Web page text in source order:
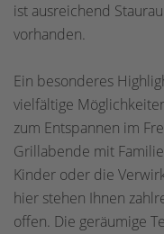
ist ausreichend
vorhanden.
Ein besonderes
vielfältige
zum Entspannen im
Grillabende mit
Kinder oder die
hier stehen Ihnen
offen. Die geräumige